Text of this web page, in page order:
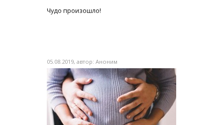
Чудо произошло!
05.08.2019, автор: Аноним